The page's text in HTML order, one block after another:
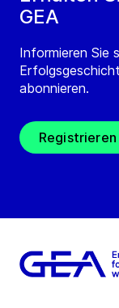
GEA
Informieren Sie
abonnieren.
Registrieren